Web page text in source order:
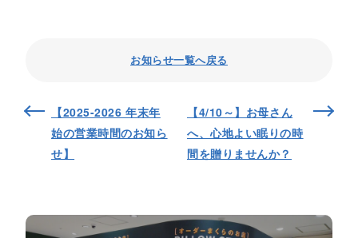
お知らせ一覧へ戻る
【2025-2026 年末年
始の営業時間のお知ら
せ】
【4/10～】お母さん
へ、心地よい眠りの時
間を贈りませんか？